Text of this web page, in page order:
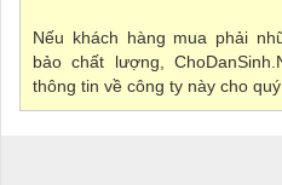
Nếu khách hàng mua phải
bảo chất lượng,
thông tin về công ty này cho quý